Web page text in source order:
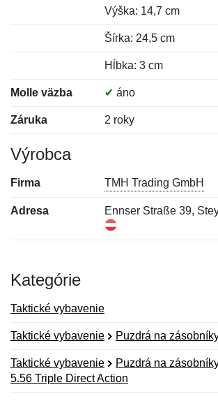
Výška: 14,7 cm
Šírka: 24,5 cm
Hĺbka: 3 cm
Molle väzba ✔ áno
Záruka 2 roky
Výrobca
Firma TMH Trading GmbH
Adresa Ennser Straße 39,
Kategórie
Taktické vybavenie
Taktické vybavenie Puzdrá na
Taktické vybavenie
Puzdrá na
5.56 Triple Direct Action